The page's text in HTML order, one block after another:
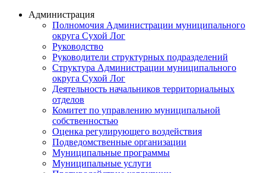
Администрация
Полномочия Администрации муниципального
округа Сухой Лог
Руководство
Руководители структурных подразделений
Структура Администрации муниципального
округа Сухой Лог
Деятельность начальников территориальных
отделов
Комитет по управлению муниципальной
собственностью
Оценка регулирующего воздействия
Подведомственные организации
Муниципальные программы
Муниципальные услуги